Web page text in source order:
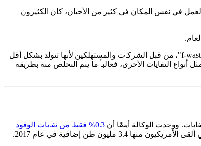
في نفس المكان في كثير من الأحيان، كان الكثيرون
ولكن هناك جانب سلبي خفي لهذا التغيير في المنزل أو المكتب: نفايات الأثاث. غالباً ما يتم تجاهل نفايات الأثاث، المعروفة في هذه الصناعة باسم "f-waste"، من قبل الشركات والمستهلكين لأنها تتولد بشكل أقل
أنواع النفايات الأخرى، فغالباً ما يتم التخلص منه بطريقة
0.3% فقط من نفايات الوقود
طن إضافية في عام 2017.